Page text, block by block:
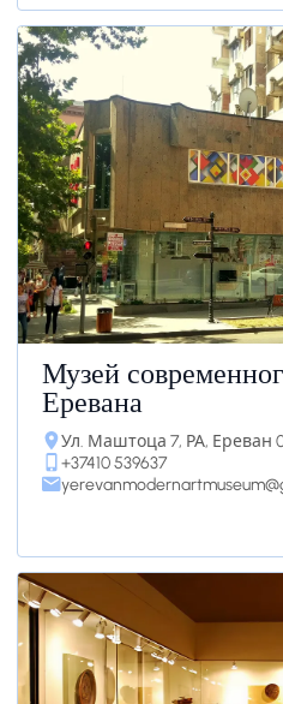
Музей
Еревана
Ул. Маштоца 7, РА, Ереван
+37410 539637